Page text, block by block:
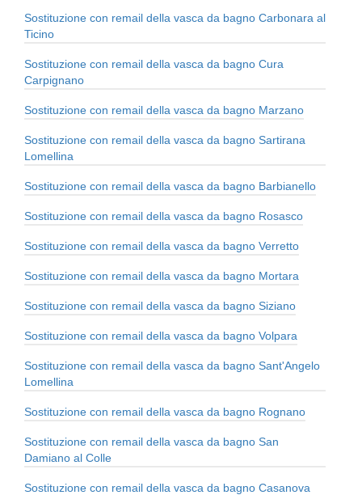
Sostituzione con remail della vasca da bagno Carbonara al
Ticino
Sostituzione con remail della vasca da bagno Cura
Carpignano
Sostituzione con remail della vasca da bagno Marzano
Sostituzione con remail della vasca da bagno Sartirana
Lomellina
Sostituzione con remail della vasca da bagno Barbianello
Sostituzione con remail della vasca da bagno Rosasco
Sostituzione con remail della vasca da bagno Verretto
Sostituzione con remail della vasca da bagno Mortara
Sostituzione con remail della vasca da bagno Siziano
Sostituzione con remail della vasca da bagno Volpara
Sostituzione con remail della vasca da bagno Sant'Angelo
Lomellina
Sostituzione con remail della vasca da bagno Rognano
Sostituzione con remail della vasca da bagno San
Damiano al Colle
Sostituzione con remail della vasca da bagno Casanova